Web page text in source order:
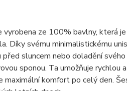
ze 100% bavlny, která
Díky svému minimalistickému
sluncem nebo doladění
sponou. Ta umožňuje rychlou
maximální komfort po celý den.